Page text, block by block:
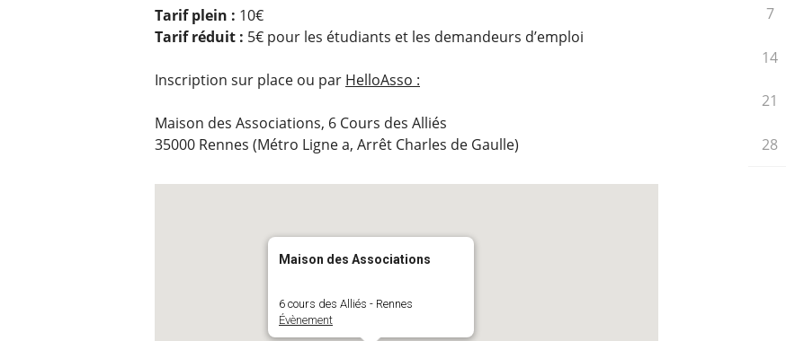
Tarif plein : 10€
Tarif réduit : 5€ pour les étudiants et les demandeurs d’emploi
Inscription sur place ou par HelloAsso :
Maison des Associations, 6 Cours des Alliés
35000 Rennes (Métro Ligne a, Arrêt Charles de Gaulle)
Maison des Associations
6 cours des Alliés - Rennes
Évènement
7
14
21
28